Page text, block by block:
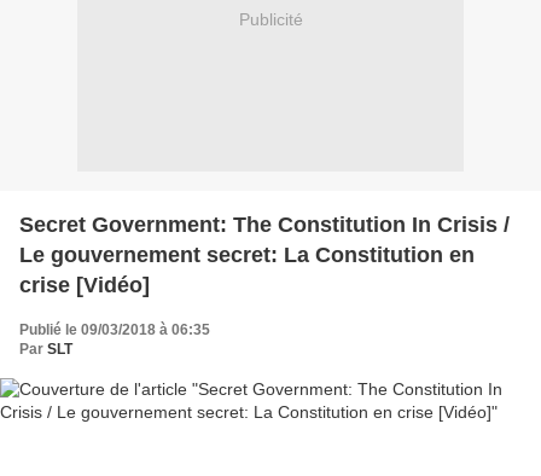
Publicité
Secret Government: The Constitution In Crisis /
Le gouvernement secret: La Constitution en
crise [Vidéo]
Publié le 09/03/2018 à 06:35
Par SLT